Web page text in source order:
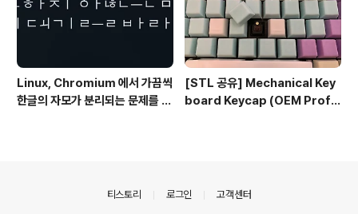
Linux, Chromium 에서 가끔씩
한글의 자모가 분리되는 문제를 해
[STL 공유] Mechanical Key
board Keycap (OEM Profil
티스토리 로그인 고객센터